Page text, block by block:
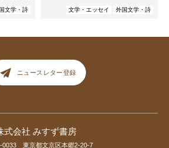
文学・詩 文学・エッセイ 外国文学・詩
ニュースレター登録
式会社 みすず書房
0033 東京都文京区本郷2-20-7